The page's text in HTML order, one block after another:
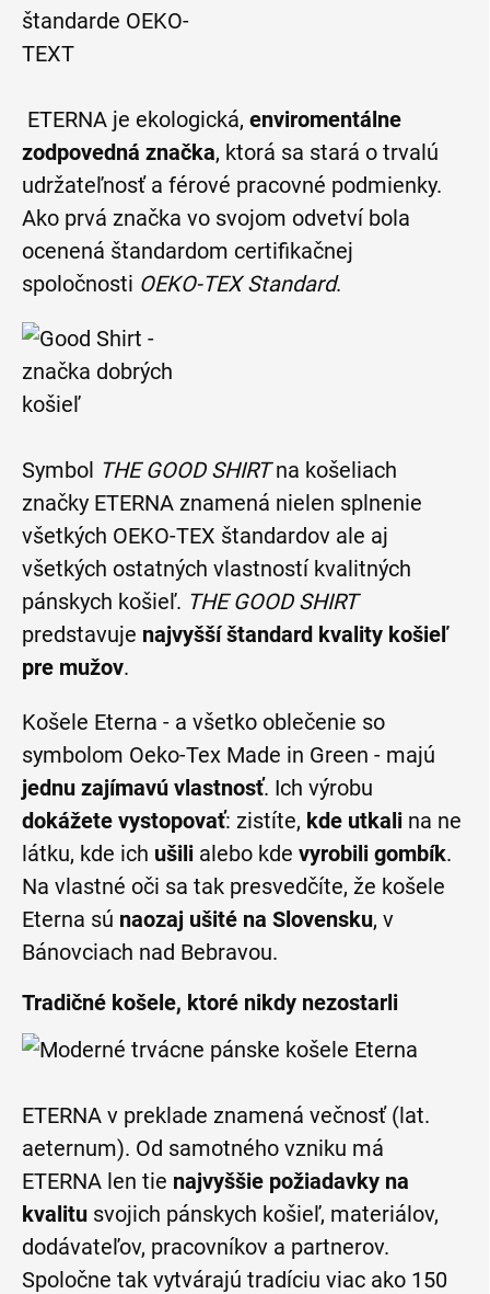
ETERNA je ekologická, enviromentálne
zodpovedná značka, ktorá sa stará o trvalú
udržateľnosť a férové pracovné podmienky.
Ako prvá značka vo svojom odvetví bola
ocenená štandardom certifikačnej
spoločnosti OEKO-TEX Standard.
Symbol THE GOOD SHIRTna košeliach
značky ETERNA znamená nielen splnenie
všetkých OEKO-TEX štandardov ale aj
všetkých ostatných vlastností kvalitných
pánskych košieľ. THE GOOD SHIRT
predstavuje najvyšší štandard kvality košieľ
pre mužov.
Košele Eterna - a všetko oblečenie so
symbolom Oeko-Tex Made in Green - majú
jednu zajímavú vlastnosť. Ich výrobu
dokážete vystopovať: zistíte, kde utkali na ne
látku, kde ich ušili alebo kde vyrobili gombík.
Na vlastné oči sa tak presvedčíte, že košele
Eterna sú naozaj ušité na Slovensku, v
Bánovciach nad Bebravou.
Tradičné košele, ktoré nikdy nezostarli
ETERNA v preklade znamená večnosť (lat.
aeternum). Od samotného vzniku má
ETERNA len tie najvyššie požiadavky na
kvalitu svojich pánskych košieľ, materiálov,
dodávateľov, pracovníkov a partnerov.
Spoločne tak vytvárajú tradíciu viac ako 150